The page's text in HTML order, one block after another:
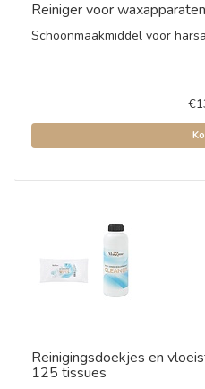
Reiniger voor
Schoonmaakmiddel voor
Reinigingsdoekjes en
125 tissues